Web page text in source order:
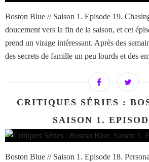
Boston Blue // Saison 1. Episode 19.
doucement vers la fin de la saison, et cet
prend un virage intéressant. Après des
des secrets de famille un peu lourds et des
CRITIQUES SÉRIES :
SAISON 1.
Boston Blue // Saison 1. Episode 18.